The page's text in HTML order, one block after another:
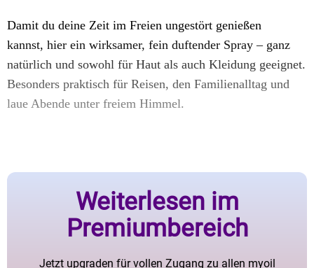
Damit du deine Zeit im Freien ungestört genießen
kannst, hier ein wirksamer, fein duftender Spray – ganz
natürlich und sowohl für Haut als auch Kleidung geeignet.
Besonders praktisch für Reisen, den Familienalltag und
laue Abende unter freiem Himmel.
Weiterlesen im
Premiumbereich
Jetzt upgraden für vollen Zugang zu allen myoil